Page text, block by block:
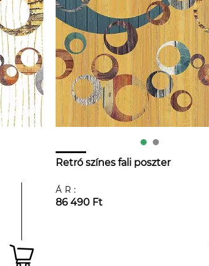
Retró színes fali poszter
ÁR:
86 490 Ft